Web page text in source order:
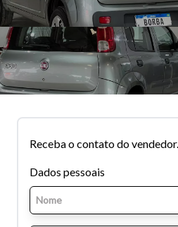
Receba o contato do vendedor.
Dados pessoais